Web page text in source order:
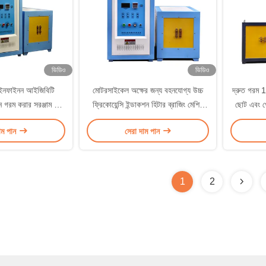
ভিডিও
আইজিবিটি
গরম করার সরঞ্জাম উচ্চ
পান
ভিডিও
মোটরসাইকেল অক্ষের জন্য বহনযোগ্য উচ্চ
ফ্রিকোয়েন্সি ইন্ডাকশন হিটার ব্রাজিং মেশিন
90KW
সেরা দাম পান
দ্রুত গরম
ছোট এবং
1 2